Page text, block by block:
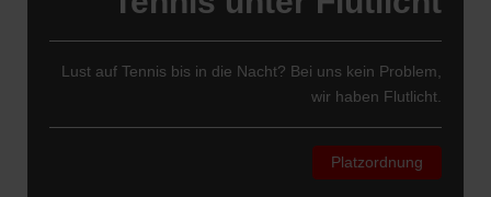
Lust auf Tennis bis in die Nacht? Bei uns kein Problem,
wir haben Flutlicht.
Platzordnung